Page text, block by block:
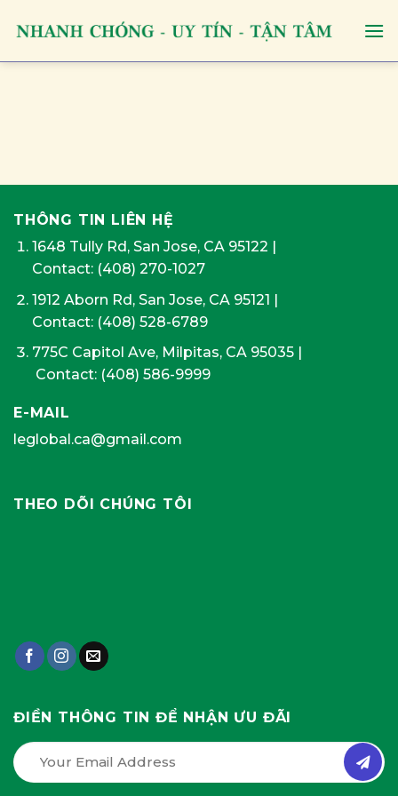
THÔNG TIN LIÊN HỆ
1648 Tully Rd, San Jose, CA 95122 |
Contact: (408) 270-1027
1912 Aborn Rd, San Jose, CA 95121 |
Contact: (408) 528-6789
775C Capitol Ave, Milpitas, CA 95035|
Contact: (408) 586-9999
E-MAIL
leglobal.ca@gmail.com
THEO DÕI CHÚNG TÔI
ĐIỀN THÔNG TIN ĐỂ NHẬN ƯU ĐÃI